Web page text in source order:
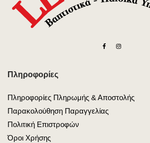
Πληροφορίες
Πληροφορίες Πληρωμής & Αποστολής
Παρακολούθηση Παραγγελίας
Πολιτική Επιστροφών
Όροι Χρήσης